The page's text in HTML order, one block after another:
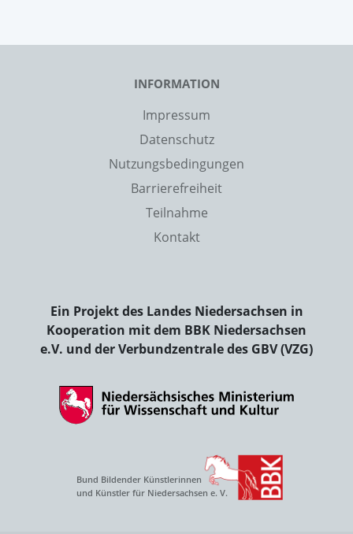
INFORMATION
Impressum
Datenschutz
Nutzungsbedingungen
Barrierefreiheit
Teilnahme
Kontakt
Ein Projekt des Landes Niedersachsen in
Kooperation mit dem BBK Niedersachsen
e.V. und der Verbundzentrale des GBV (VZG)
Bund Bildender Künstlerinnen
und Künstler für Niedersachsen e. V.